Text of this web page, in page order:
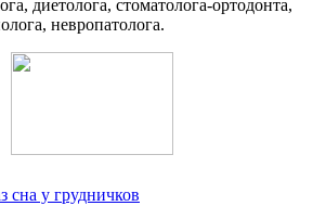
диетолога, стоматолога-ортодонта,
невропатолога.
сна у грудничков